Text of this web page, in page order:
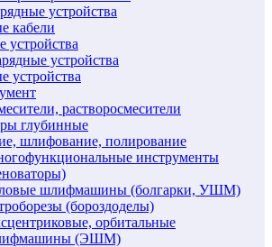
устройства
кабели
устройства
устройства
устройства
растворосмесители
глубинные
шлифование, полирование
инструменты
шлифмашины (болгарки, УШМ)
(бороздоделы)
орбитальные
(ЭШМ)